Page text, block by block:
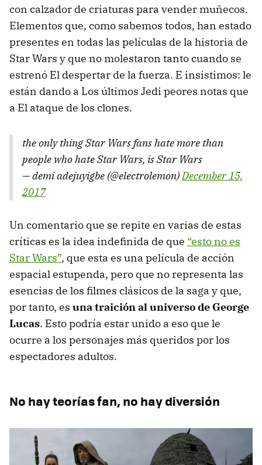
con calzador de criaturas para vender muñecos.
Elementos que, como sabemos todos, han estado
presentes en todas las películas de la historia de
Star Wars y que no molestaron tanto cuando se
estrenó El despertar de la fuerza. E insistimos: le
están dando a Los últimos Jedi peores notas que
a El ataque de los clones.
the only thing Star Wars fans hate more than
people who hate Star Wars, is Star Wars
— demi adejuyigbe (@electrolemon)December 15,
2017
Un comentario que se repite en varias de estas
críticas es la idea indefinida de que “esto no es
Star Wars”, que esta es una película de acción
espacial estupenda, pero que no representa las
esencias de los filmes clásicos de la saga y que,
por tanto, es una traición al universo de George
Lucas. Esto podría estar unido a eso que le
ocurre a los personajes más queridos por los
espectadores adultos.
No hay teorías fan, no hay diversión